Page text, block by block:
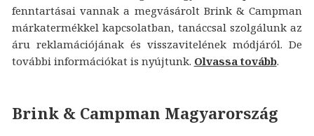
fenntartásai vannak a megvásárolt Brink & Campman
márkatermékkel kapcsolatban, tanáccsal szolgálunk az
áru reklamációjának és visszavitelének módjáról. De
további információkat is nyújtunk. Olvassa tovább.
Brink & Campman Magyarország